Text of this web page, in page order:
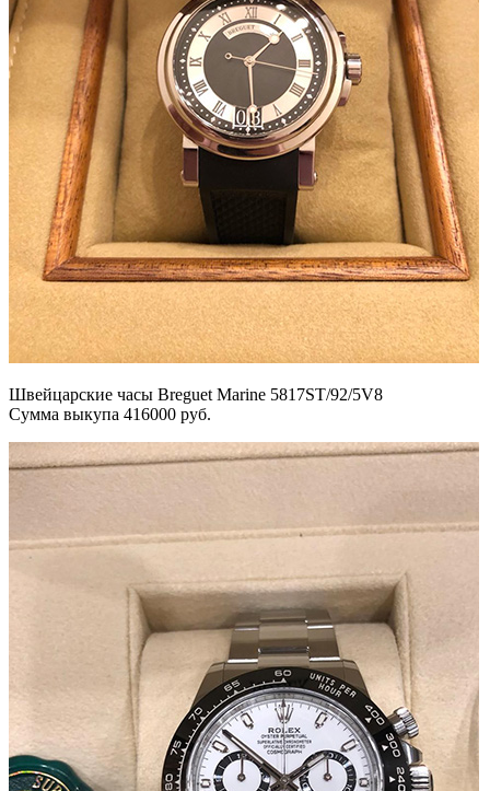
Швейцарские часы Breguet Marine 5817ST/92/5V8
Сумма выкупа 416000 руб.